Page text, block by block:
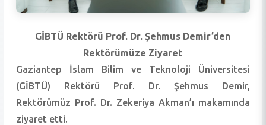
GİBTÜ Rektörü Prof. Dr. Şehmus Demir’den
Rektörümüze Ziyaret
Gaziantep İslam Bilim ve Teknoloji Üniversitesi
(GİBTÜ) Rektörü Prof. Dr. Şehmus Demir,
Rektörümüz Prof. Dr. Zekeriya Akman’ı makamında
ziyaret etti.